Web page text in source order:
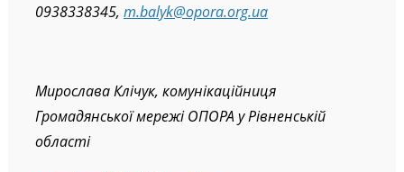
0938338345, m.balyk@opora.org.ua
Мирослава Клічук, комунікаційниця
Громадянської мережі ОПОРА у Рівненській
області